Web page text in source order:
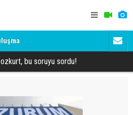
bu soruyu sordu!